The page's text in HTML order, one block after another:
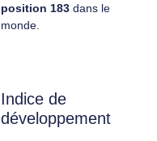
position 183 dans le
monde.
Indice de
développement